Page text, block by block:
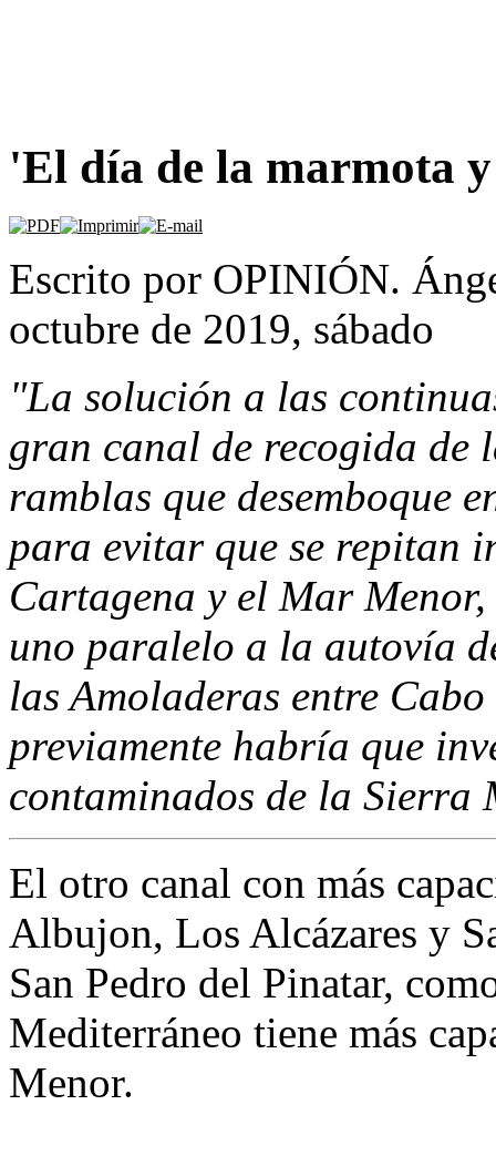
'El día de la marmota
Escrito por OPINIÓN.
octubre de 2019, sábado
"La solución a las
gran canal de recogida de
ramblas que desemboque
para evitar que se repitan
Cartagena y el Mar
uno paralelo a la autovía
las Amoladeras entre
previamente habría que
contaminados de la Sierra
El otro canal con más
Albujon, Los Alcázares y
San Pedro del Pinatar,
Mediterráneo tiene más
Menor.